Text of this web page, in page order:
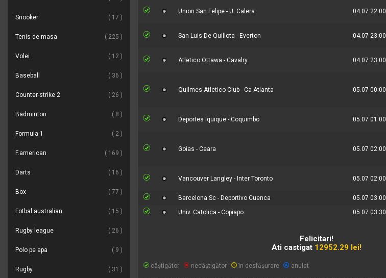
Snooker 17
Tenis de masa 225
Volei 12
Baseball 36
Counter-strike 2 26
Badminton 8
Formula 1 2
F.american 169
Darts 16
Box 77
Fotbal australian 15
Rugby league 26
Polo pe apa 9
Rugby 31
Union San Felipe - U. Calera 04.07 22:00
San Luis De Quillota - Everton 04.07 23:00
Atletico Ottawa - Cavalry 04.07 23:00
Quilmes Atletico Club - Ca Atlanta 05.07 00:00
Deportes Iquique - Coquimbo 05.07 01:00
Goias - Ceara 05.07 02:00
Vancouver Langley - Inter Toronto 05.07 02:00
Barcelona Sc - Deportivo Cuenca 05.07 03:00
Univ. Catolica - Copiapo
05.07 03:30
Felicitari!
Ati castigat 12952.29 lei!
câștigător necâștigător în desfășurare anulat